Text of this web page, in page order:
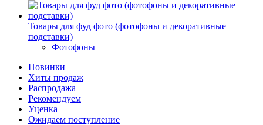
Товары для фуд фото (фотофоны и декоративные
подставки)
Фотофоны
Новинки
Хиты продаж
Распродажа
Рекомендуем
Уценка
Ожидаем поступление